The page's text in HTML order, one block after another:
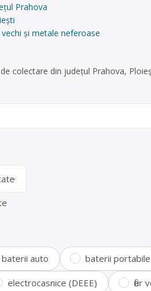
Prahova
și metale neferoase
colectare din județul Prahova,
baterii auto baterii portabile
electrocasnice (DEEE) fier